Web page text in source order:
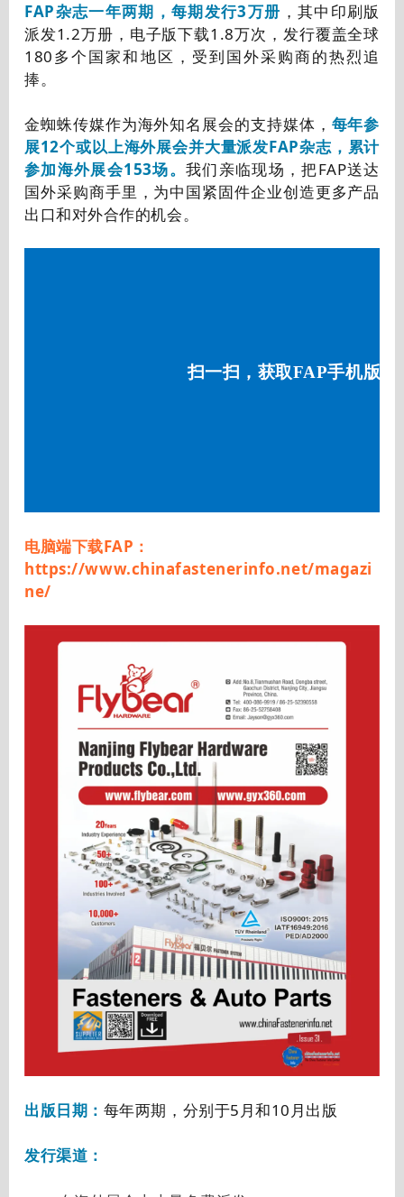
FAP杂志一年两期，每期发行3万册 ，其中印刷版
派发1.2万册，电子版下载1.8万次，发行覆盖全球
180多个国家和地区，受到国外采购商的热烈追
捧。
金蜘蛛传媒作为海外知名展会的支持媒体， 每年参
展12个或以上海外展会并大量派发FAP杂志，累计
参加海外展会153场。我们亲临现场，把FAP送达
国外采购商手里，为中国紧固件企业创造更多产品
出口和对外合作的机会。
扫一扫，获取FAP手机版
电脑端下载FAP：
https://www.chinafastenerinfo.net/magazi
ne/
出版日期： 每年两期，分别于5月和10月出版
发行渠道：